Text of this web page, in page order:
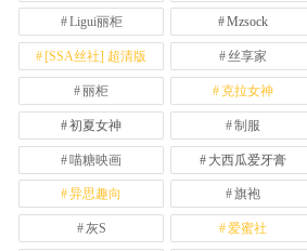
Ligui丽柜 Mzsock
[SSA丝社] 超清版 丝享家
丽柜 克拉女神
初夏女神 制服
喵糖映画 大西瓜爱牙膏
异思趣向 旗袍
灰S 爱蜜社